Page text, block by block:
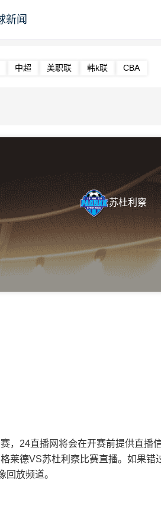
新闻
中超 美职联 韩k联 CBA
苏杜利察
24直播网将会在开赛前提供直播信
莱德VS苏杜利察比赛直播。如果错
放频道。